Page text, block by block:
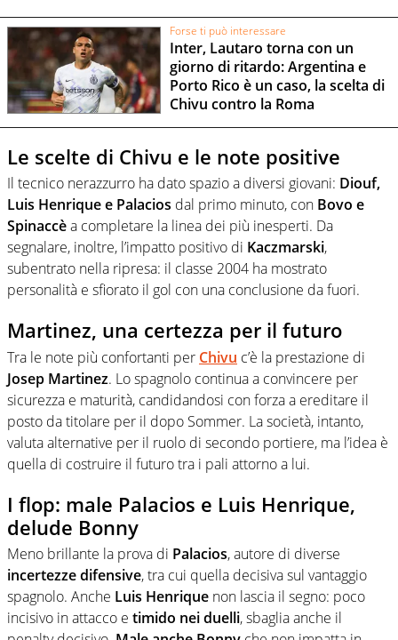
Forse ti può interessare
Inter, Lautaro torna con un
giorno di ritardo: Argentina e
Porto Rico è un caso, la scelta di
Chivu contro la Roma
Le scelte di Chivu e le note positive
Il tecnico nerazzurro ha dato spazio a diversi giovani: Diouf,
Luis Henrique e Palacios dal primo minuto, con Bovo e
Spinaccèa completare la linea dei più inesperti. Da
segnalare, inoltre, l’impatto positivo di Kaczmarski,
subentrato nella ripresa: il classe 2004 ha mostrato
personalità e sfiorato il gol con una conclusione da fuori.
Martinez, una certezza per il futuro
Tra le note più confortanti per Chivu c’è la prestazione di
Josep Martinez. Lo spagnolo continua a convincere per
sicurezza e maturità, candidandosi con forza a ereditare il
posto da titolare per il dopo Sommer. La società, intanto,
valuta alternative per il ruolo di secondo portiere, ma l’idea è
quella di costruire il futuro tra i pali attorno a lui.
I flop: male Palacios e Luis Henrique,
delude Bonny
Meno brillante la prova di Palacios, autore di diverse
incertezze difensive, tra cui quella decisiva sul vantaggio
spagnolo. Anche Luis Henrique non lascia il segno: poco
incisivo in attacco e timido nei duelli, sbaglia anche il